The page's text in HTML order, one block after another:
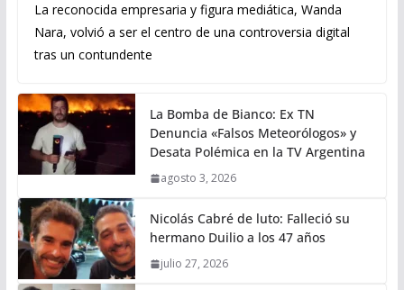
La reconocida empresaria y figura mediática, Wanda
Nara, volvió a ser el centro de una controversia digital
tras un contundente
La Bomba de Bianco: Ex TN
Denuncia «Falsos Meteorólogos» y
Desata Polémica en la TV Argentina
agosto 3, 2026
Nicolás Cabré de luto: Falleció su
hermano Duilio a los 47 años
julio 27, 2026